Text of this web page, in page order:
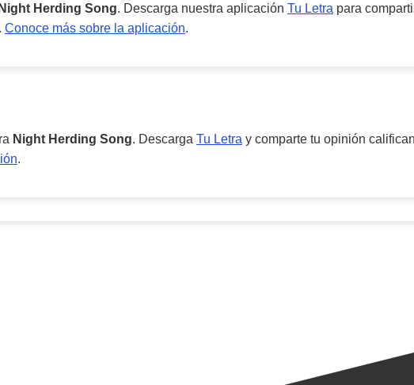
Night Herding Song. Descarga nuestra aplicación Tu Letra para
Conoce más sobre la aplicación.
Night Herding Song. Descarga Tu Letra y comparte tu opinión
.